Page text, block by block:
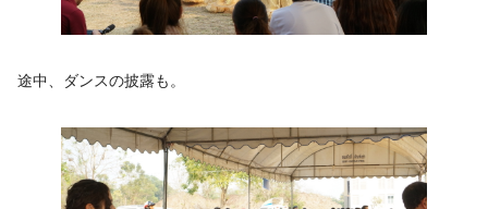
途中、ダンスの披露も。